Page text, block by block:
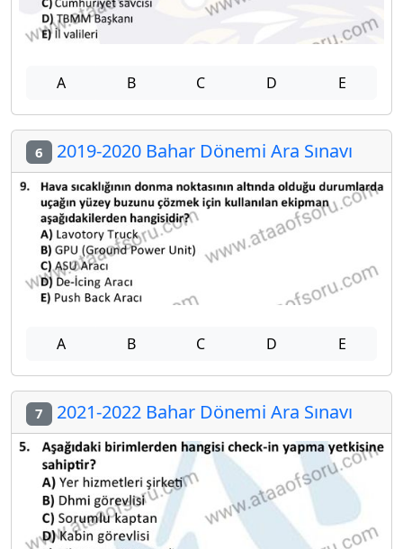
A B C D E
6 2019-2020 Bahar Dönemi Ara Sınavı
A B C D E
7 2021-2022 Bahar Dönemi Ara Sınavı